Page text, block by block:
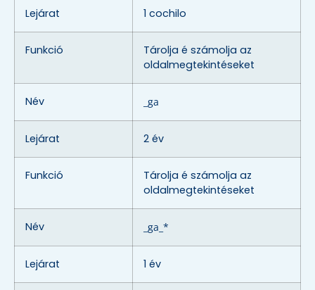
Lejárat 1 cochilo
Funkció
Tárolja é számolja az
oldalmegtekintéseket
Név _ga
Lejárat 2 év
Funkció
Tárolja é számolja az
oldalmegtekintéseket
Név _ga_*
Lejárat 1 év